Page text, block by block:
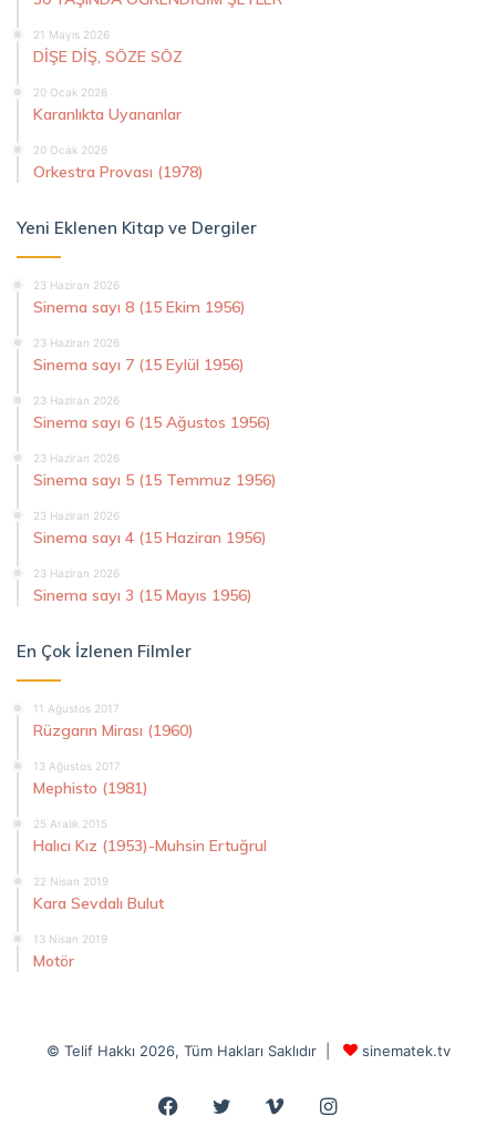
21 Mayıs 2026
DİŞE DİŞ, SÖZE SÖZ
20 Ocak 2026
Karanlıkta Uyananlar
20 Ocak 2026
Orkestra Provası (1978)
Yeni Eklenen Kitap ve Dergiler
23 Haziran 2026
Sinema sayı 8 (15 Ekim 1956)
23 Haziran 2026
Sinema sayı 7 (15 Eylül 1956)
23 Haziran 2026
Sinema sayı 6 (15 Ağustos 1956)
23 Haziran 2026
Sinema sayı 5 (15 Temmuz 1956)
23 Haziran 2026
Sinema sayı 4 (15 Haziran 1956)
23 Haziran 2026
Sinema sayı 3 (15 Mayıs 1956)
En Çok İzlenen Filmler
11 Ağustos 2017
Rüzgarın Mirası (1960)
13 Ağustos 2017
Mephisto (1981)
25 Aralık 2015
Halıcı Kız (1953)-Muhsin Ertuğrul
22 Nisan 2019
Kara Sevdalı Bulut
13 Nisan 2019
Motör
© Telif Hakkı 2026, Tüm Hakları Saklıdır | sinematek.tv
Facebook
Twitter VimeoInstagram